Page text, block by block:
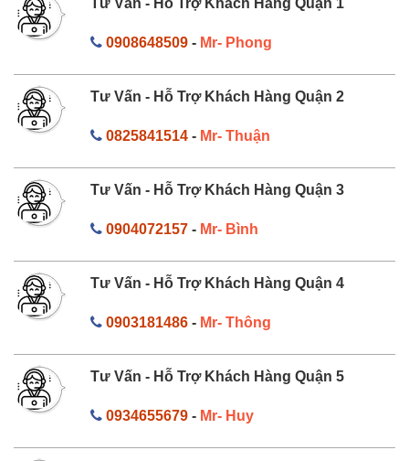
Tư Vấn - Hỗ Trợ Khách Hàng Quận 1
0908648509- Mr- Phong
Tư Vấn - Hỗ Trợ Khách Hàng Quận 2
0825841514- Mr- Thuận
Tư Vấn - Hỗ Trợ Khách Hàng Quận 3
0904072157- Mr- Bình
Tư Vấn - Hỗ Trợ Khách Hàng Quận 4
0903181486- Mr- Thông
Tư Vấn - Hỗ Trợ Khách Hàng Quận 5
0934655679- Mr- Huy